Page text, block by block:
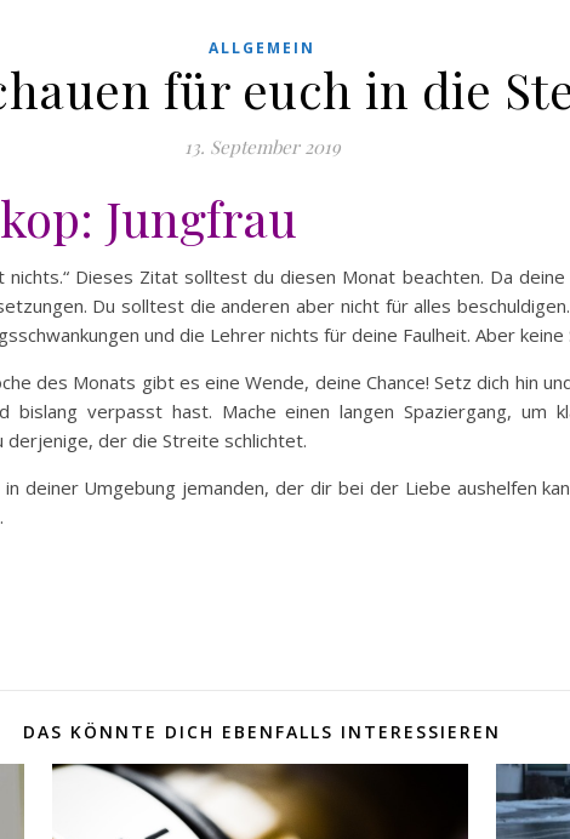
ALLGEMEIN
für euch in die
13. September 2019
Jungfrau
nichts.“ Dieses Zitat solltest du diesen Monat beachten. Da
Du solltest die anderen aber nicht für alles
und die Lehrer nichts für deine Faulheit. Aber
des Monats gibt es eine Wende, deine Chance! Setz dich hin
bislang verpasst hast. Mache einen langen Spaziergang, um
derjenige, der die Streite schlichtet.
deiner Umgebung jemanden, der dir bei der Liebe aushelfen
DAS KÖNNTE DICH EBENFALLS INTERESSIEREN